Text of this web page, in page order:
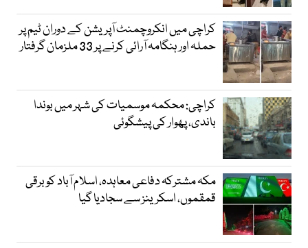
کراچی میں انکروچمنٹ آپریشن کے دوران ٹیم پر
حملہ اور ہنگامہ آرائی کرنے پر 33 ملزمان گرفتار
کراچی: محکمہ موسمیات کی شہر میں بوندا
باندی، پھوار کی پیشگوئی
مکہ مشترکہ دفاعی معاہدہ، اسلام آباد کو برقی
قمقموں، اسکرینز سے سجادیا گیا